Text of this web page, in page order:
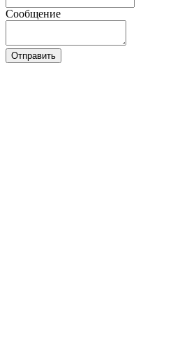
Сообщение
Отправить